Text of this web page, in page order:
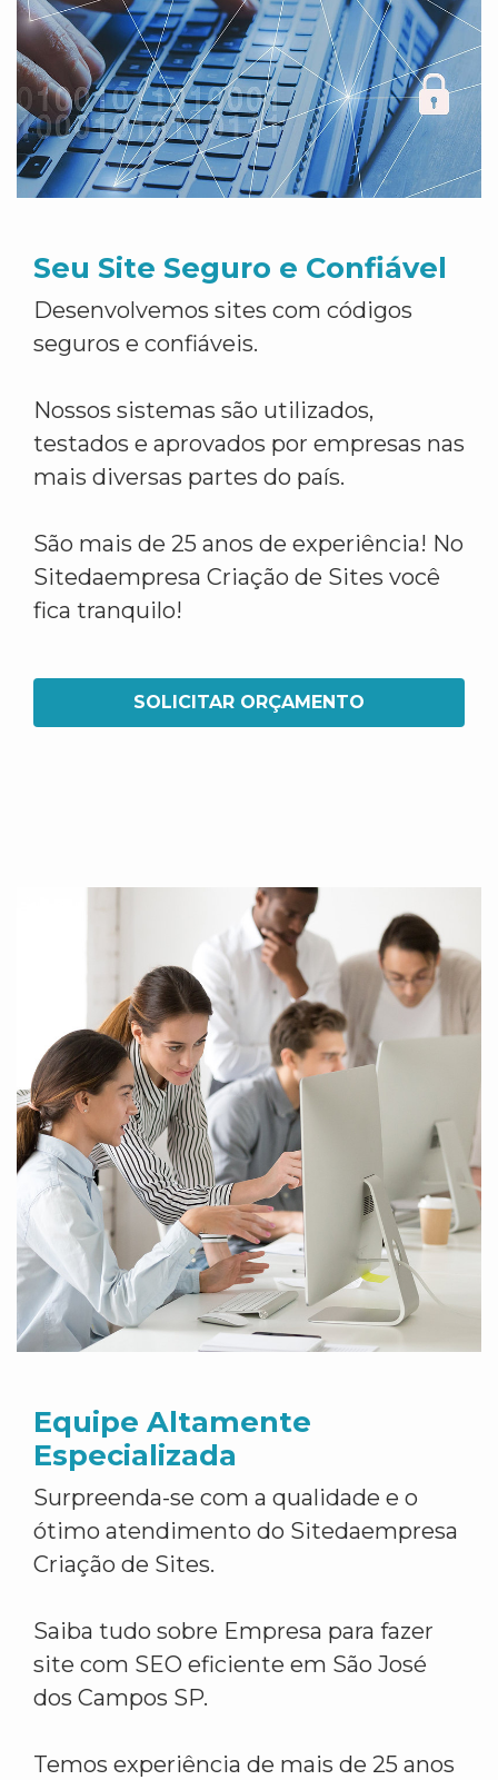
Seu Site Seguro e Confiável
Desenvolvemos sites com códigos
seguros e confiáveis.
Nossos sistemas são utilizados,
testados e aprovados por empresas nas
mais diversas partes do país.
São mais de 25 anos de experiência! No
Sitedaempresa Criação de Sites você
fica tranquilo!
SOLICITAR ORÇAMENTO
Equipe Altamente
Especializada
Surpreenda-se com a qualidade e o
ótimo atendimento do Sitedaempresa
Criação de Sites.
Saiba tudo sobre Empresa para fazer
site com SEO eficiente em São José
dos Campos SP.
Temos experiência de mais de 25 anos